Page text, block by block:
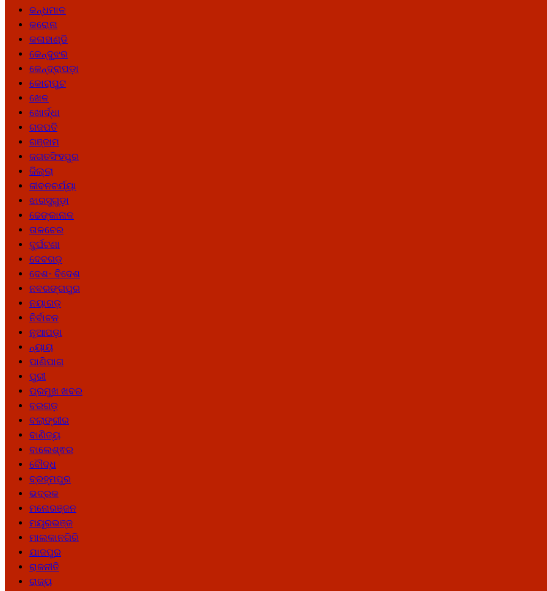
କନ୍ଧମାଳ
କରୋନା
କଳାହାଣ୍ଡି
କେନ୍ଦୁଝର
କେନ୍ଦ୍ରାପଡ଼ା
କୋରାପୁଟ
ଖେଳ
ଖୋର୍ଦ୍ଧା
ଗଜପତି
ଗଞ୍ଜାମ
ଜଗତସିଂହପୁର
ଜିଲ୍ଲା
ଜୀବନଚର୍ଯ୍ୟା
ଝାରସୁଗୁଡ଼ା
ଢେଙ୍କାନାଳ
ତାଳଚେର
ଦୁର୍ଘଟଣା
ଦେବଗଡ଼
ଦେଶ- ବିଦେଶ
ନବରଙ୍ଗପୁର
ନୟାଗଡ଼
ନିର୍ବାଚନ
ନୂଆପଡ଼ା
ନ୍ୟାୟ
ପାଣିପାଗ
ପୁରୀ
ପ୍ରମୁଖ ଖବର
ବରଗଡ଼
ବଲାଙ୍ଗୀର
ବାଣିଜ୍ୟ
ବାଲେଶ୍ଵର
ବୌଦ୍ଧ
ବ୍ରହ୍ମପୁର
ଭଦ୍ରକ
ମନୋରଞ୍ଜନ
ମୟୂରଭଞ୍ଜ
ମାଲକାନଗିରି
ଯାଜପୁର
ରାଜନୀତି
ରାଜ୍ୟ